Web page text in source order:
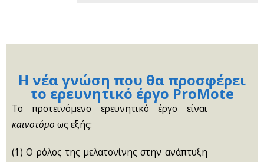
Η νέα γνώση που θα προσφέρει
το ερευνητικό έργο ProMote
Το προτεινόμενο ερευνητικό έργο είναι
καινοτόμο ως εξής:
(1) Ο ρόλος της μελατονίνης στην ανάπτυξη